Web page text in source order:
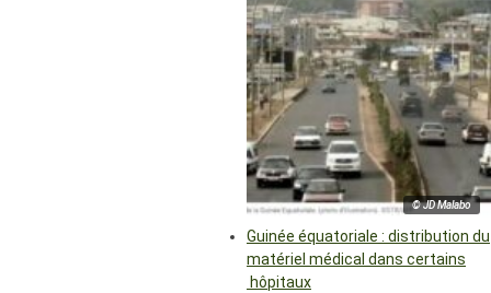
© JD Malabo
Guinée équatoriale : distribution du
matériel médical dans certains
hôpitaux